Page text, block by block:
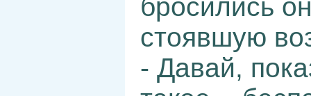
бросились
стоявшую
- Давай,